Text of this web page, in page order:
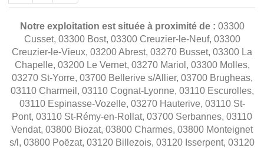
Notre exploitation est située à proximité de : 03300
Cusset, 03300 Bost, 03300 Creuzier-le-Neuf, 03300
Creuzier-le-Vieux, 03200 Abrest, 03270 Busset, 03300 La
Chapelle, 03200 Le Vernet, 03270 Mariol, 03300 Molles,
03270 St-Yorre, 03700 Bellerive s/Allier, 03700 Brugheas,
03110 Charmeil, 03110 Cognat-Lyonne, 03110 Escurolles,
03110 Espinasse-Vozelle, 03270 Hauterive, 03110 St-
Pont, 03110 St-Rémy-en-Rollat, 03700 Serbannes, 03110
Vendat, 03800 Biozat, 03800 Charmes, 03800 Monteignet
s/l, 03800 Poëzat, 03120 Billezois, 03120 Isserpent, 03120